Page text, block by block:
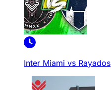
Inter Miami vs Rayados